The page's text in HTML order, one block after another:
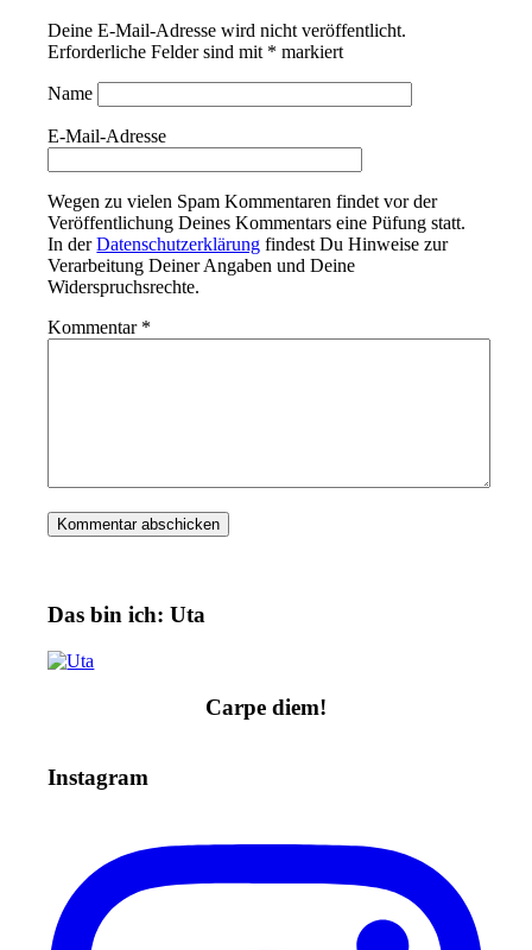
Deine E-Mail-Adresse wird nicht veröffentlicht.
Erforderliche Felder sind mit * markiert
Name
E-Mail-Adresse
Wegen zu vielen Spam Kommentaren findet vor der
Veröffentlichung Deines Kommentars eine Püfung statt.
In derDatenschutzerklärung findest Du Hinweise zur
Verarbeitung Deiner Angaben und Deine
Widerspruchsrechte.
Kommentar *
Das bin ich: Uta
Carpe diem!
Instagram